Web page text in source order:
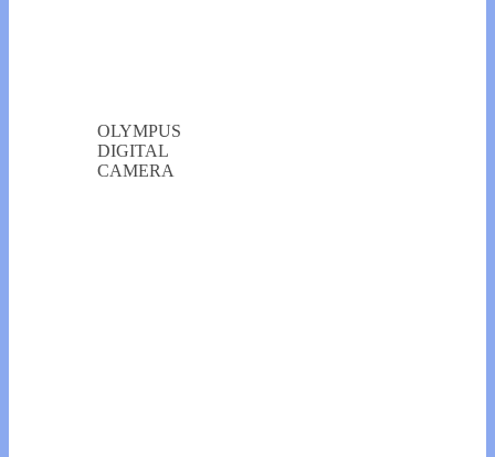
OLYMPUS
DIGITAL
CAMERA